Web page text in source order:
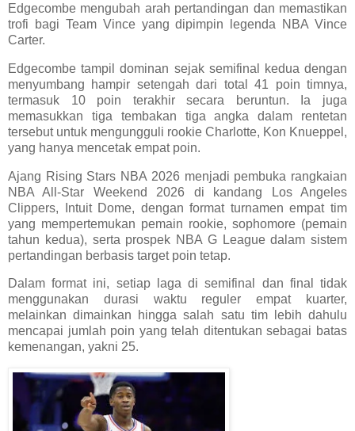
Edgecombe mengubah arah pertandingan dan memastikan
trofi bagi Team Vince yang dipimpin legenda NBA Vince
Carter.
Edgecombe tampil dominan sejak semifinal kedua dengan
menyumbang hampir setengah dari total 41 poin timnya,
termasuk 10 poin terakhir secara beruntun. Ia juga
memasukkan tiga tembakan tiga angka dalam rentetan
tersebut untuk mengungguli rookie Charlotte, Kon Knueppel,
yang hanya mencetak empat poin.
Ajang Rising Stars NBA 2026 menjadi pembuka rangkaian
NBA All-Star Weekend 2026 di kandang Los Angeles
Clippers, Intuit Dome, dengan format turnamen empat tim
yang mempertemukan pemain rookie, sophomore (pemain
tahun kedua), serta prospek NBA G League dalam sistem
pertandingan berbasis target poin tetap.
Dalam format ini, setiap laga di semifinal dan final tidak
menggunakan durasi waktu reguler empat kuarter,
melainkan dimainkan hingga salah satu tim lebih dahulu
mencapai jumlah poin yang telah ditentukan sebagai batas
kemenangan, yakni 25.